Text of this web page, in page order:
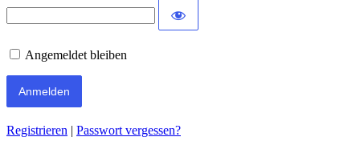
Angemeldet bleiben
Registrieren | Passwort vergessen?